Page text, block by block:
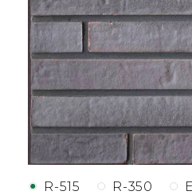
R-515 R-350